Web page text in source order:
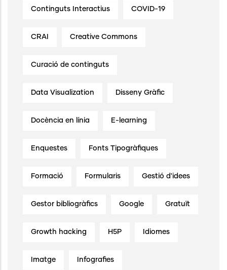
Continguts Interactius COVID-19
CRAI Creative Commons
Curació de continguts
Data Visualization Disseny Gràfic
Docència en línia E-learning
Enquestes Fonts Tipogràfiques
Formació Formularis Gestió d'idees
Gestor bibliogràfics Google Gratuït
Growth hacking H5P Idiomes
Imatge Infografies